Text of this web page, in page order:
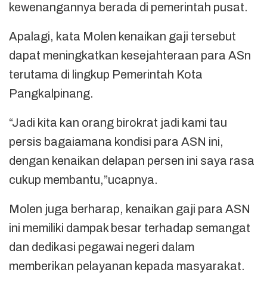
kewenangannya berada di pemerintah pusat.
Apalagi, kata Molen kenaikan gaji tersebut
dapat meningkatkan kesejahteraan para ASn
terutama di lingkup Pemerintah Kota
Pangkalpinang.
“Jadi kita kan orang birokrat jadi kami tau
persis bagaiamana kondisi para ASN ini,
dengan kenaikan delapan persen ini saya rasa
cukup membantu,”ucapnya.
Molen juga berharap, kenaikan gaji para ASN
ini memiliki dampak besar terhadap semangat
dan dedikasi pegawai negeri dalam
memberikan pelayanan kepada masyarakat.